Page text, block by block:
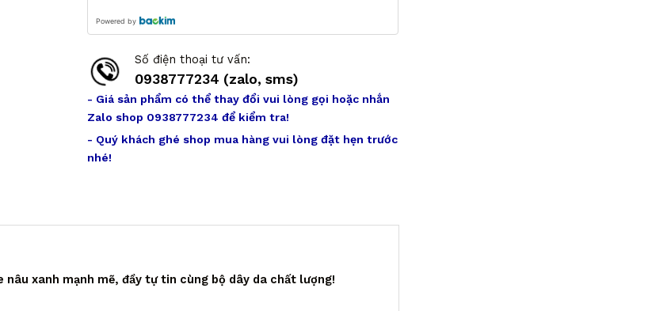
Powered by
Số điện thoại tư vấn:
0938777234 (zalo, sms)
- Giá sản phẩm có thể thay đổi vui lòng gọi hoặc nhắn
Zalo shop 0938777234 để kiểm tra!
- Quý khách ghé shop mua hàng vui lòng đặt hẹn trước
nhé!
xanh mạnh mẽ, đầy tự tin cùng bộ dây da chất lượng!